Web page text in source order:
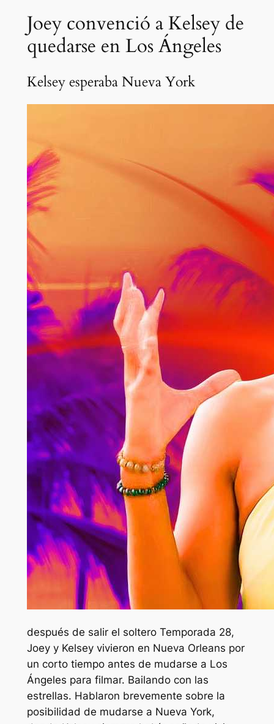
Joey convenció a Kelsey de
quedarse en Los Ángeles
Kelsey esperaba Nueva York
después de salir el soltero Temporada 28,
Joey y Kelsey vivieron en Nueva Orleans por
un corto tiempo antes de mudarse a Los
Ángeles para filmar. Bailando con las
estrellas. Hablaron brevemente sobre la
posibilidad de mudarse a Nueva York,